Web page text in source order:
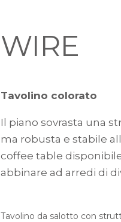
WIRE
Tavolino colorato
Il piano sovrasta una
ma robusta e stabile
coffee table
abbinare ad arredi di
Tavolino da salotto con